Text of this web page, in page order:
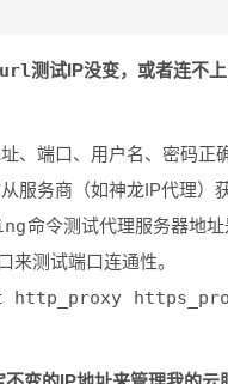
测试IP没变，或者连不上
、端口、用户名、密码正
服务商（如神龙IP代理）
命令测试代理服务器地
来测试端口连通性。
http_proxy